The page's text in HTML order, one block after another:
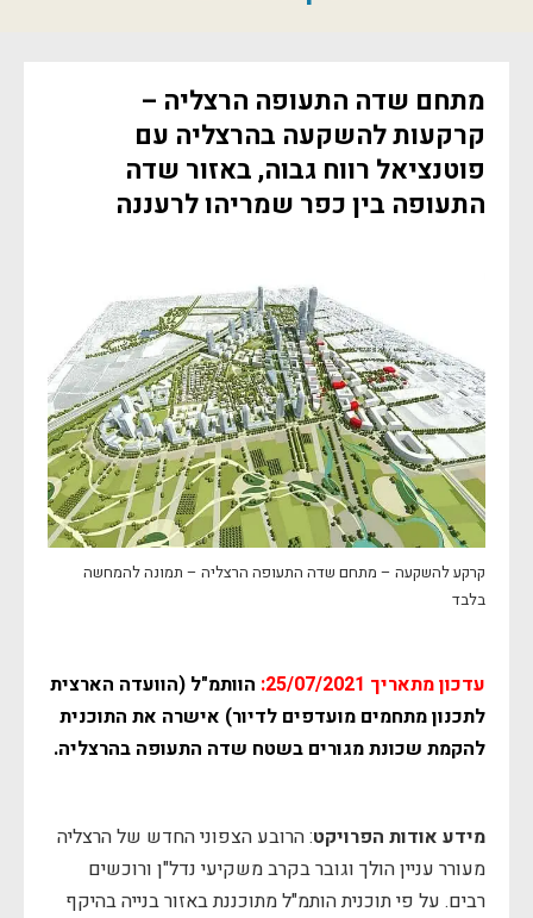
מתחם שדה התעופה הרצליה –
קרקעות להשקעה בהרצליה עם
פוטנציאל רווח גבוה, באזור שדה
התעופה בין כפר שמריהו לרעננה
קרקע להשקעה – מתחם שדה התעופה הרצליה – תמונה להמחשה
בלבד
עדכון מתאריך 25/07/2021:
הוותמ"ל (הוועדה הארצית
לתכנון מתחמים מועדפים לדיור) אישרה את התוכנית
להקמת שכונת מגורים בשטח שדה התעופה בהרצליה.
מידע אודות הפרויקט: הרובע הצפוני החדש של הרצליה
מעורר עניין הולך וגובר בקרב משקיעי נדל"ן ורוכשים
רבים. על פי תוכנית הותמ"ל מתוכננת באזור בנייה בהיקף